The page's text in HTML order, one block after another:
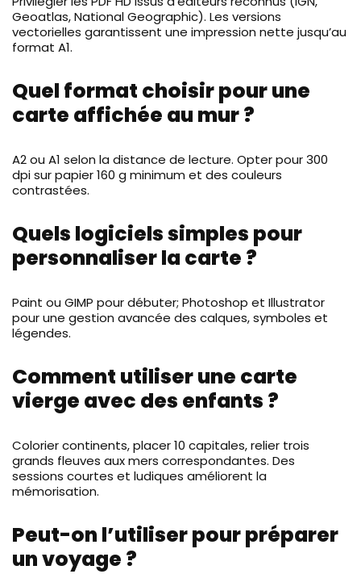
Geoatlas, National Geographic). Les versions
vectorielles garantissent une impression nette jusqu’au
format A1.
Quel format choisir pour une
carte affichée au mur ?
A2 ou A1 selon la distance de lecture. Opter pour 300
dpi sur papier 160 g minimum et des couleurs
contrastées.
Quels logiciels simples pour
personnaliser la carte ?
Paint ou GIMP pour débuter; Photoshop et Illustrator
pour une gestion avancée des calques, symboles et
légendes.
Comment utiliser une carte
vierge avec des enfants ?
Colorier continents, placer 10 capitales, relier trois
grands fleuves aux mers correspondantes. Des
sessions courtes et ludiques améliorent la
mémorisation.
Peut-on l’utiliser pour préparer
un voyage ?